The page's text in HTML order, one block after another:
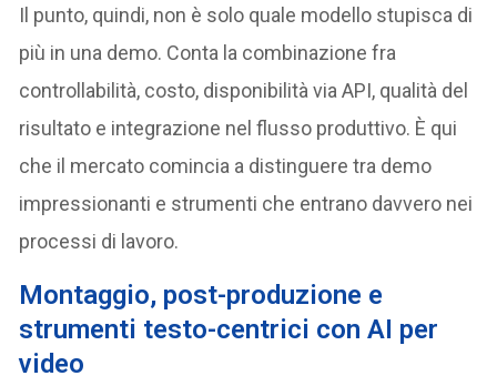
Il punto, quindi, non è solo quale modello stupisca di
più in una demo. Conta la combinazione fra
controllabilità, costo, disponibilità via API, qualità del
risultato e integrazione nel flusso produttivo. È qui
che il mercato comincia a distinguere tra demo
impressionanti e strumenti che entrano davvero nei
processi di lavoro.
Montaggio, post-produzione e
strumenti testo-centrici con AI per
video